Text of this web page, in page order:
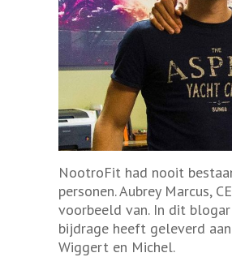
NootroFit had nooit
personen. Aubrey Marcus,
voorbeeld van. In dit
bijdrage heeft geleverd
Wiggert en Michel.